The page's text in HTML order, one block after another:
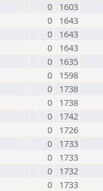
0
1603
0
1643
0
1643
0
1643
0
1635
0
1598
0
1738
0
1738
0
1742
0
1726
0
1733
0
1733
0
1732
0
1733